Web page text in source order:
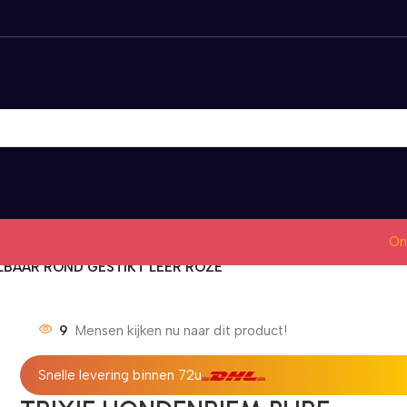
ROND GESTIKT LEER ROZE
9 Mensen kijken nu naar dit product!
Snelle levering binnen 72u